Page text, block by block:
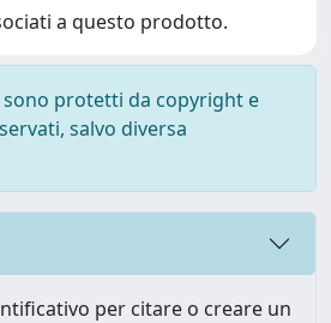
a questo prodotto.
sono protetti da copyright e
salvo diversa
per citare o creare un